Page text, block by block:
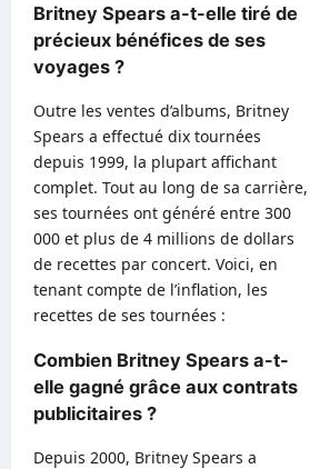
Britney Spears a-t-elle tiré de
précieux bénéfices de ses
voyages ?
Outre les ventes d’albums, Britney
Spears a effectué dix tournées
depuis 1999, la plupart affichant
complet. Tout au long de sa carrière,
ses tournées ont généré entre 300
000 et plus de 4 millions de dollars
de recettes par concert. Voici, en
tenant compte de l’inflation, les
recettes de ses tournées :
Combien Britney Spears a-t-
elle gagné grâce aux contrats
publicitaires ?
Depuis 2000, Britney Spears a